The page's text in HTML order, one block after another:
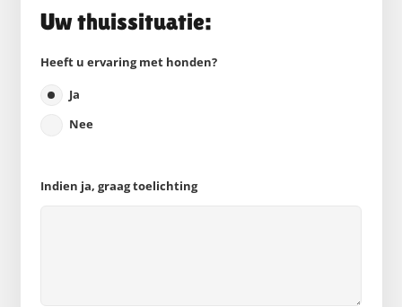
Uw thuissituatie:
Heeft u ervaring met honden?
Ja
Nee
Indien ja, graag toelichting